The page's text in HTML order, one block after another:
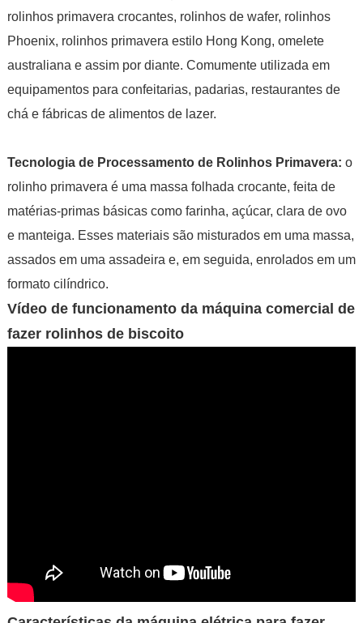
rolinhos primavera crocantes, rolinhos de wafer, rolinhos
Phoenix, rolinhos primavera estilo Hong Kong, omelete
australiana e assim por diante. Comumente utilizada em
equipamentos para confeitarias, padarias, restaurantes de
chá e fábricas de alimentos de lazer.
Tecnologia de Processamento de Rolinhos Primavera: o
rolinho primavera é uma massa folhada crocante, feita de
matérias-primas básicas como farinha, açúcar, clara de ovo
e manteiga. Esses materiais são misturados em uma massa,
assados em uma assadeira e, em seguida, enrolados em um
formato cilíndrico.
Vídeo de funcionamento da máquina comercial de
fazer rolinhos de biscoito